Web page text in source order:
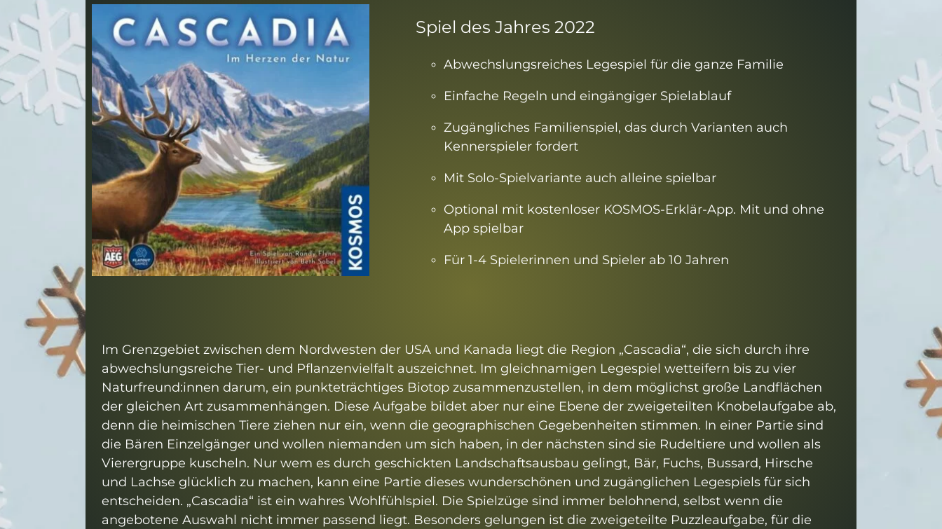
Spiel des Jahres 2022
Abwechslungsreiches Legespiel für die ganze Familie
Einfache Regeln und eingängiger Spielablauf
Zugängliches Familienspiel, das durch Varianten auch
Kennerspieler fordert
Mit Solo-Spielvariante auch alleine spielbar
Optional mit kostenloser KOSMOS-Erklär-App. Mit und ohne
App spielbar
Für 1-4 Spielerinnen und Spieler ab 10 Jahren
Im Grenzgebiet zwischen dem Nordwesten der USA und Kanada liegt die Region „Cascadia“, die sich durch ihre
abwechslungsreiche Tier- und Pflanzenvielfalt auszeichnet. Im gleichnamigen Legespiel wetteifern bis zu vier
Naturfreund:innen darum, ein punkteträchtiges Biotop zusammenzustellen, in dem möglichst große Landflächen
der gleichen Art zusammenhängen. Diese Aufgabe bildet aber nur eine Ebene der zweigeteilten Knobelaufgabe ab,
denn die heimischen Tiere ziehen nur ein, wenn die geographischen Gegebenheiten stimmen. In einer Partie sind
die Bären Einzelgänger und wollen niemanden um sich haben, in der nächsten sind sie Rudeltiere und wollen als
Vierergruppe kuscheln. Nur wem es durch geschickten Landschaftsausbau gelingt, Bär, Fuchs, Bussard, Hirsche
und Lachse glücklich zu machen, kann eine Partie dieses wunderschönen und zugänglichen Legespiels für sich
entscheiden. „Cascadia“ ist ein wahres Wohlfühlspiel. Die Spielzüge sind immer belohnend, selbst wenn die
angebotene Auswahl nicht immer passend liegt. Besonders gelungen ist die zweigeteilte Puzzleaufgabe, für die